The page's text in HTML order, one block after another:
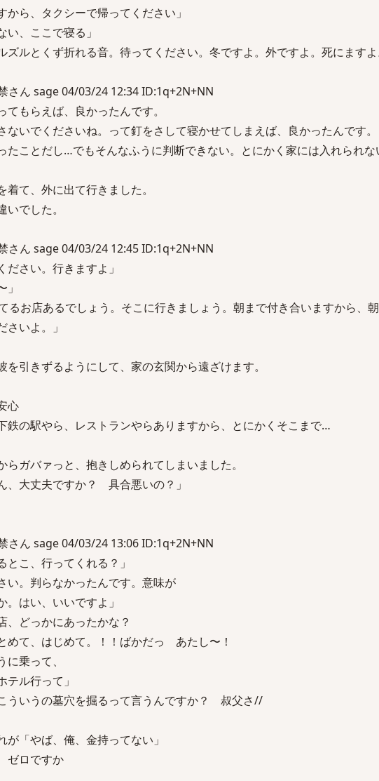
から、タクシーで帰ってください」
い、ここで寝る」
ズルとくず折れる音。待ってください。冬ですよ。外ですよ。死にますよ
さん sage 04/03/24 12:34 ID:1q+2N+NN
てもらえば、良かったんです。
ないでくださいね。って釘をさして寝かせてしまえば、良かったんです。
たことだし…でもそんなふうに判断できない。とにかく家には入れられ
着て、外に出て行きました。
いでした。
さん sage 04/03/24 12:45 ID:1q+2N+NN
ださい。行きますよ」
るお店あるでしょう。そこに行きましょう。朝まで付き合いますから、
さいよ。」
を引きずるようにして、家の玄関から遠ざけます。
心
鉄の駅やら、レストランやらありますから、とにかくそこまで…
らガバァっと、抱きしめられてしまいました。
、大丈夫ですか？ 具合悪いの？」
さん sage 04/03/24 13:06 ID:1q+2N+NN
とこ、行ってくれる？」
い。判らなかったんです。意味が
。はい、いいですよ」
、どっかにあったかな？
めて、はじめて。！！ばかだっ あたし〜！
乗って、
テル行って」
いうの墓穴を掘るって言うんですか？ 叔父さ//
が「やば、俺、金持ってない」
ゼロですか